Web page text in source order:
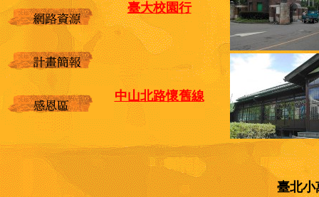
臺大校園行
中山北路懷舊線
臺北小